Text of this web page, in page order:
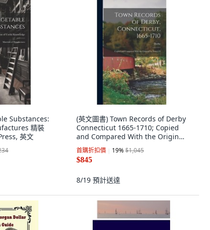
Substances:
精裝
英文
(英文圖書) Town Records of Derby
Connecticut 1665-1710; Copied
and Compared With the Original
by Nancy O 精裝版, Legare Street
Press, 英文
首購折扣價 19%$1,045
$845
8/19 預計送達